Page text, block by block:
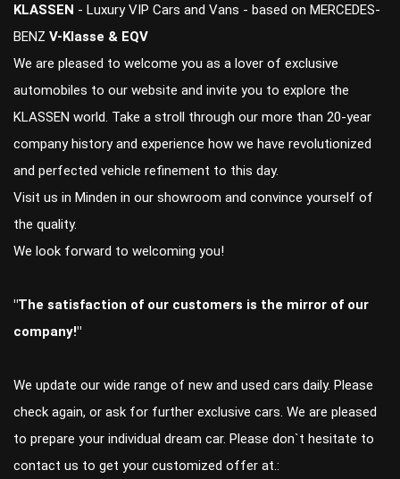
KLASSEN - Luxury VIP Cars and Vans - based on MERCEDES-
BENZ V-Klasse & EQV
We are pleased to welcome you as a lover of exclusive
automobiles to our website and invite you to explore the
KLASSEN world. Take a stroll through our more than 20-year
company history and experience how we have revolutionized
and perfected vehicle refinement to this day.
Visit us in Minden in our showroom and convince yourself of
the quality.
We look forward to welcoming you!
"The satisfaction of our customers is the mirror of our
company!"
We update our wide range of new and used cars daily. Please
check again, or ask for further exclusive cars. We are pleased
to prepare your individual dream car. Please don`t hesitate to
contact us to get your customized offer at.: